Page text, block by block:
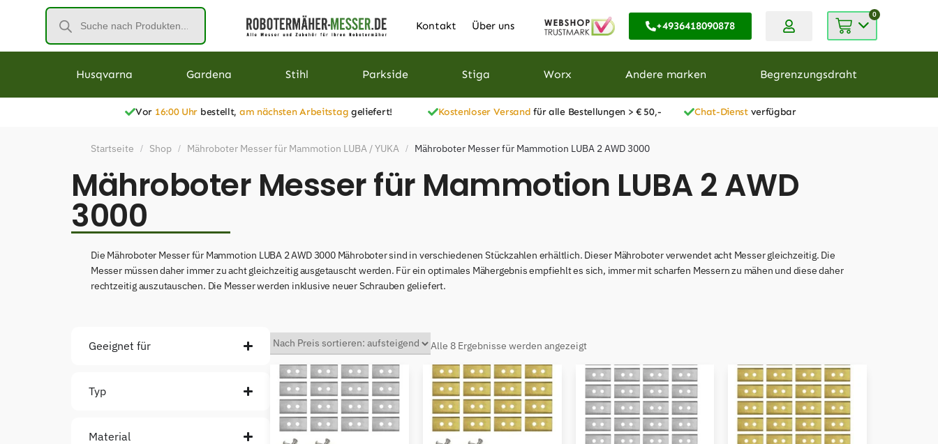
Kontakt Über uns +4936418090878
0
Husqvarna Gardena Stihl Parkside Stiga Worx Andere marken Begrenzungsdraht
Vor 16:00 Uhr bestellt, am nächsten Arbeitstag geliefert! Kostenloser Versand für alle Bestellungen > € 50,- Chat-Dienstverfügbar
Startseite / Shop / Mähroboter Messer für Mammotion LUBA / YUKA / Mähroboter Messer für Mammotion LUBA 2 AWD 3000
Mähroboter Messer für Mammotion LUBA 2 AWD
3000
Die Mähroboter Messer für Mammotion LUBA 2 AWD 3000 Mähroboter sind in verschiedenen Stückzahlen erhältlich. Dieser Mähroboter verwendet acht Messer gleichzeitig. Die
Messer müssen daher immer zu acht gleichzeitig ausgetauscht werden. Für ein optimales Mähergebnis empfiehlt es sich, immer mit scharfen Messern zu mähen und diese daher
rechtzeitig auszutauschen. Die Messer werden inklusive neuer Schrauben geliefert.
Geeignet für
Typ
Material
Alle 8 Ergebnisse werden angezeigt